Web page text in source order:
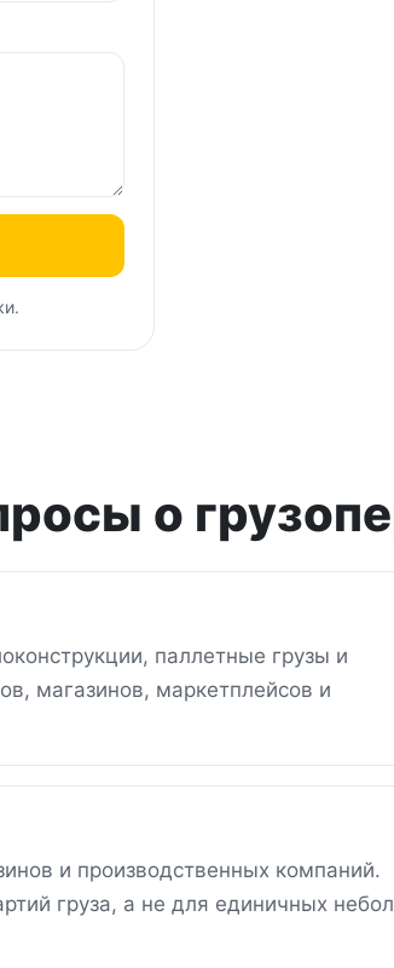
о
паллетные грузы и
магазинов, маркетплейсов и
и производственных компаний.
груза, а не для единичных